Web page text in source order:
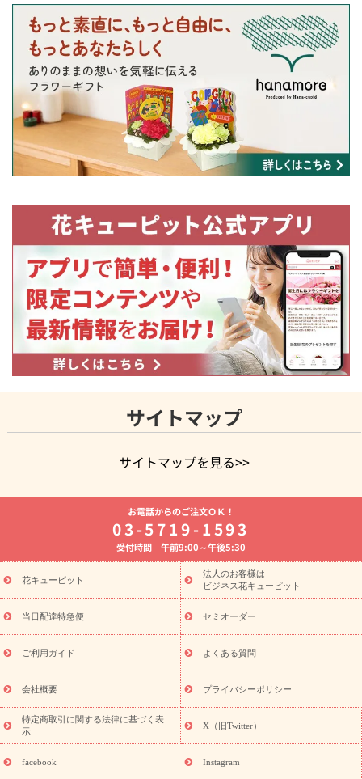
サイトマップ
サイトマップを見る>>
よく贈られる花
お祝いの花特集
誕生日フラワーギフト特集
8月の誕生花(トルコキキョウ)
開店・開業祝い
お供え・お悔やみ お供え・お悔やみの花
通夜・葬儀に贈る花 胡蝶蘭・花鉢
ーブドフラワー
季節のイベント
ひまわり ギフト・プレゼント
特集
お盆 花（新盆・初盆） 季節のイベント
お盆 花（新
盆・初盆）
お盆 花（新盆・初盆）
お盆・お供え 花とセットギ
フト
お盆・お供え プリザーブドフラワー
ひまわり ギフト・プ
レゼント特集
夏の花贈り・お中元・暑中見舞い 花のギフト特集
敬老の日におくる花ギフト・プレゼント特集
花ギフト・プレゼント特集
敬老の日 花のおすすめランキング
敬
老の日 花鉢植えのギフト・プレゼント特集
敬老の日 花とセットギ
フト・プレゼント特集
敬老の日の花 全てのギフト一覧
キャン
ペーン
映画『ウォーターガーディアンズ』コラボキャンペーン
「きょう誕生日なんです」キャンペーン
誕生日の花を探す
誕生日フラワーギフト 誕生日フラワーギフト特集
お電話からのご注文ＯＫ！
03-5719-1593
受付時間 午前9:00～午後5:30
花キューピット
法人のお客様は
ビジネス花キューピット
当日配達特急便 セミオーダー
ご利用ガイド よくある質問
会社概要 プライバシーポリシー
特定商取引に関する法律に基づく表
示
X（旧Twitter）
facebook Instagram